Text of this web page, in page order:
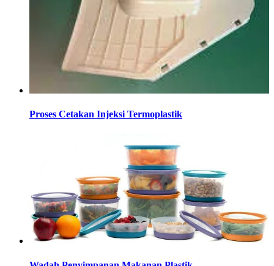
Proses Cetakan Injeksi Termoplastik